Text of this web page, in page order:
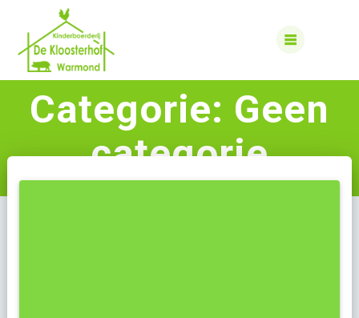
Categorie: Geen
categorie